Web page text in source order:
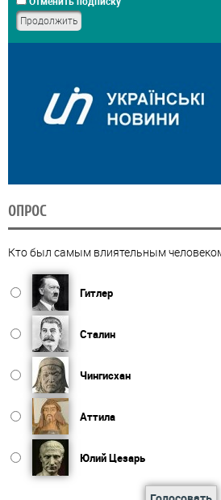
ОПРОС
Кто был самым влиятельным
Гитлер
Сталин
Чингисхан
Аттила
Юлий Цезарь